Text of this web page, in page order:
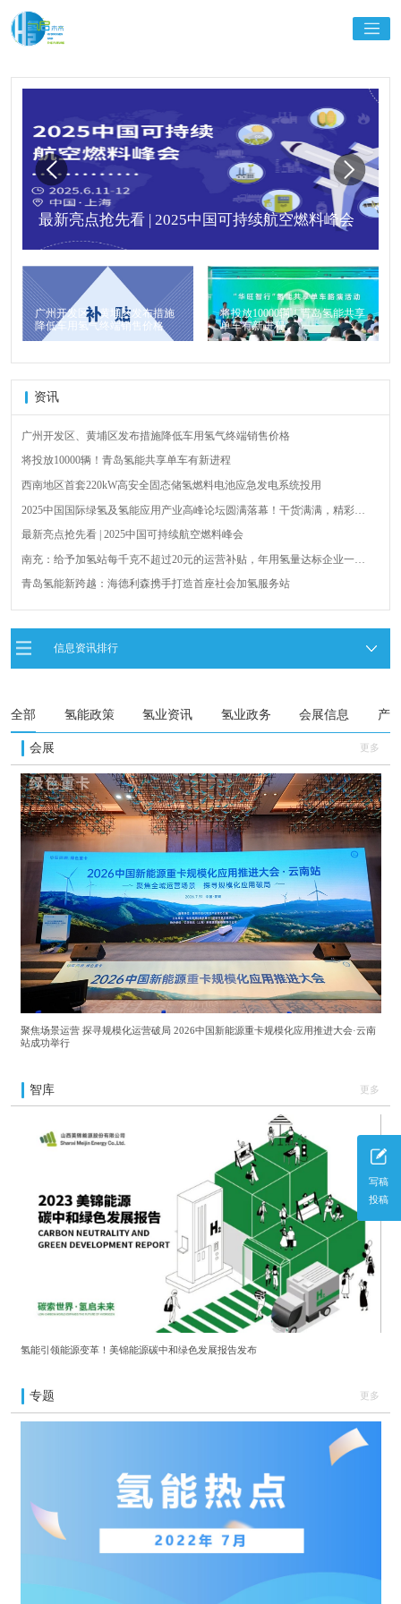
最新亮点抢先看 | 2025中国可持续航空燃料峰会
广州开发区、黄埔区发布措施
降低车用氢气终端销售价格
将投放10000辆！青岛氢能共享
单车有新进程
资讯
广州开发区、黄埔区发布措施降低车用氢气终端销售价格
将投放10000辆！青岛氢能共享单车有新进程
西南地区首套220kW高安全固态储氢燃料电池应急发电系统投用
2025中国国际绿氢及氢能应用产业高峰论坛圆满落幕！干货满满，精彩瞬
最新亮点抢先看 | 2025中国可持续航空燃料峰会
南充：给予加氢站每千克不超过20元的运营补贴，年用氢量达标企业一次
青岛氢能新跨越：海德利森携手打造首座社会加氢服务站
全球首台套！240吨氢能矿用刚性自卸车联合开发协议签署暨项目阶段开发
荷兰氢能产业联盟到访天德工业装备，与市区相关领导就威海文登区氢能
写稿
投稿
信息资讯排行
全部 氢能政策 氢业资讯 氢业政务 会展信息 产
会展 更多
聚焦场景运营 探寻规模化运营破局 2026中国新能源重卡规模化应用推进大会·云南
站成功举行
智库 更多
氢能引领能源变革！美锦能源碳中和绿色发展报告发布
专题 更多